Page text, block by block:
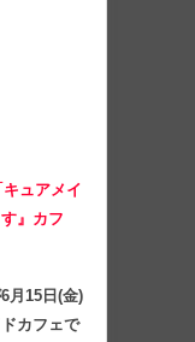
ュアメイ
』カフ
月15日(金)
カフェで